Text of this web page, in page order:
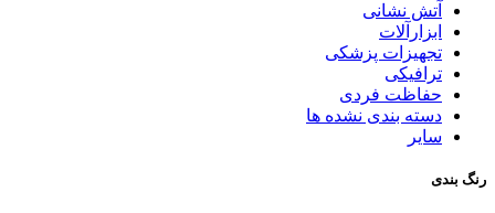
آتش نشانی
ابزارآلات
تجهیزات پزشکی
ترافیکی
حفاظت فردی
دسته بندی نشده ها
سایر
رنگ بندی